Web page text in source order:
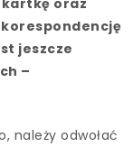
jeszcze
–
należy odwołać